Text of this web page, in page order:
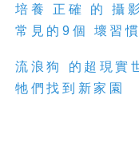
培養 正確 的 攝
常見的9個 壞習慣
流浪狗 的超現實
牠們找到新家園